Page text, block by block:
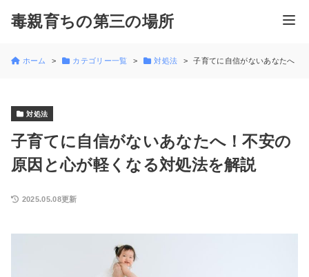
毒親育ちの第三の場所
ホーム カテゴリー一覧 対処法 子育てに自信がないあなたへ！
対処法
子育てに自信がないあなたへ！不安の
原因と心が軽くなる対処法を解説
2025.05.08更新